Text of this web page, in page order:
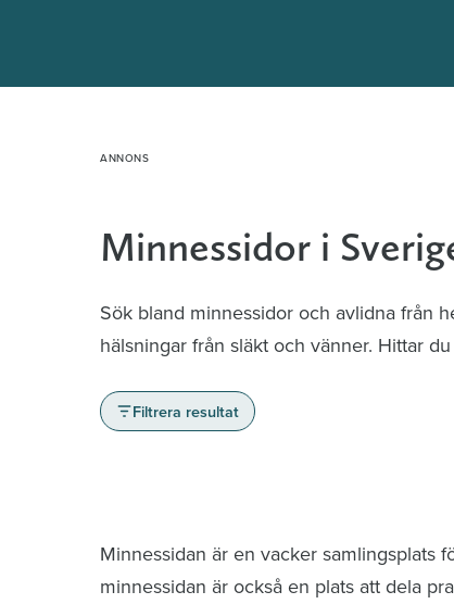
innehåll
Minnessidor i
Sök bland minnessidor och avlidna från
hälsningar från släkt och vänner. Hittar
Filtrera resultat
Minnessidan är en vacker samlingsplats
minnessidan är också en plats att dela